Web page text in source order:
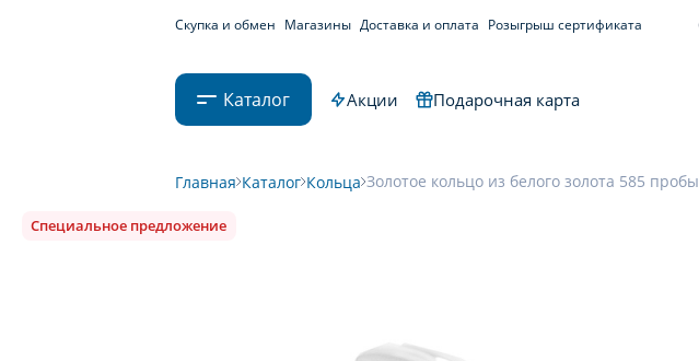
Скупка и обмен Магазины Доставка и оплата Розыгрыш сертификата
Каталог Акции Подарочная карта
Главная Каталог Кольца Золотое кольцо из белого золота 585
Специальное предложение